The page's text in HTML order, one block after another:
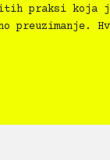
praksi koja je
preuzimanje.